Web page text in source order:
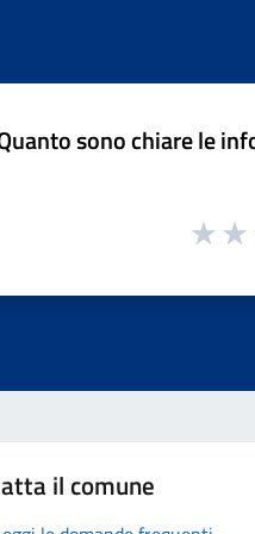
sono chiare le
il comune